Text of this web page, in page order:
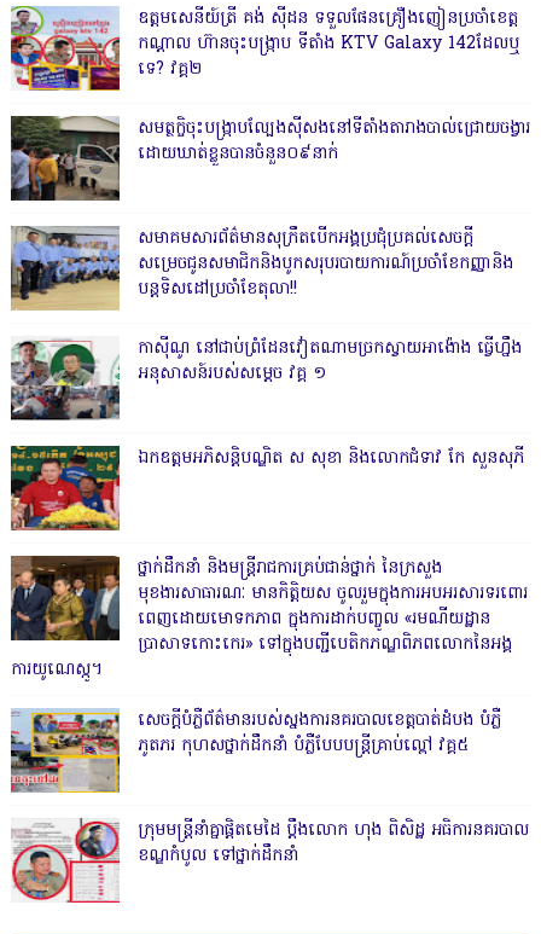
ឧត្តមសេនីយ៍ត្រី គង់ ស៊ីដន ទទួលផែនគ្រឿងញៀនប្រចាំខេត្ត
កណ្តាល ហ៊ានចុះបង្ក្រាប ទីតាំង KTV Galaxy 142ដែលឬ
ទេ? វគ្គ២
សមត្ថកិ្ចចុះបង្ក្រាបល្បែងស៊ីសងនៅទីតាំងតារាងបាល់ជ្រោយចង្វារ
ដោយឃាត់ខ្លួនបានចំនួន០៩នាក់
សមាគមសារព័ត៌មានសុក្រឹតបើកអង្គប្រជុំប្រគល់សេចក្តី
សម្រេចជូនសមាជិកនិងបូកសរុបរបាយការណ៍ប្រចាំខែកញ្ញានិង
បន្តទិសដៅប្រចាំខែតុលា!!
កាសុីណូ នៅជាប់ព្រំដែនវៀតណាមច្រកស្វាយអាង៉ោង ធ្វើហ្នឹង
អនុសាសន៍របស់សម្ដេច វគ្គ ១
ឯកឧត្តមអភិសន្តិបណ្ឌិត ស សុខា និងលោកជំទាវ កែ សួនសុភី
ថ្នាក់ដឹកនាំ និងមន្ត្រីរាជការគ្រប់ជាន់ថ្នាក់ នៃក្រសួង
មុខងារសាធារណៈ មានកិត្តិយស ចូលរួមក្នុងការអបអរសារទរពោរ
ពេញដោយមោទកភាព ក្នុងការដាក់បញ្ចូល «រមណីយដ្ឋាន
ប្រាសាទកោះកេរ» ទៅក្នុងបញ្ជីបេតិកភណ្ឌពិភពលោកនៃអង្គ
ការយូណេស្កូ។
សេចក្តីបំភ្លឺព័ត៌មានរបស់ស្នងការនគរបាលខេត្តបាត់ដំបង បំភ្លឺ
ភូតភរ កុហសថ្នាក់ដឹកនាំ បំភ្លឺបែបបន្ត្រីគ្រាប់ល្ពៅ វគ្គ៥
ក្រុមមន្ត្រីនាំគ្នាផ្ដិតមេដៃ ប្ដឹងលោក ហុង ពិសិដ្ឋ អធិការនគរបាល
ខណ្ឌកំបូល ទៅថ្នាក់ដឹកនាំ